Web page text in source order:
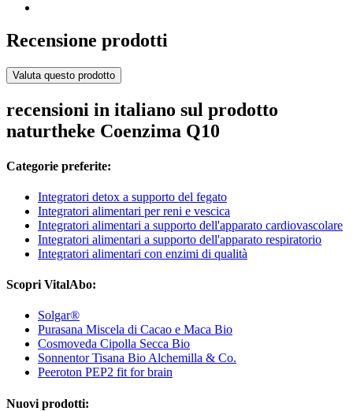
Recensione prodotti
Valuta questo prodotto
recensioni in italiano sul prodotto
naturtheke Coenzima Q10
Categorie preferite:
Integratori detox a supporto del fegato
Integratori alimentari per reni e vescica
Integratori alimentari a supporto dell'apparato cardiovascolare
Integratori alimentari a supporto dell'apparato respiratorio
Integratori alimentari con enzimi di qualità
Scopri VitalAbo:
Solgar®
Purasana Miscela di Cacao e Maca Bio
Cosmoveda Cipolla Secca Bio
Sonnentor Tisana Bio Alchemilla & Co.
Peeroton PEP2 fit for brain
Nuovi prodotti: